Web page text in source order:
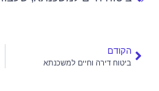
הקודם
ביטוח דירה וחיים למשכנתא